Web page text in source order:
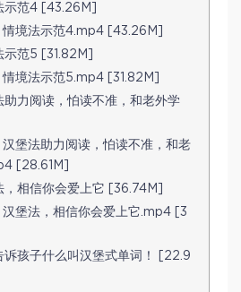
示范4 [43.26M]
情境法示范4.mp4 [43.26M]
范5 [31.82M]
境法示范5.mp4 [31.82M]
助力阅读，怕读不准，和老外学
堡法助力阅读，怕读不准，和老
[28.61M]
相信你会爱上它 [36.74M]
堡法，相信你会爱上它.mp4 [3
诉孩子什么叫汉堡式单词！ [22.9